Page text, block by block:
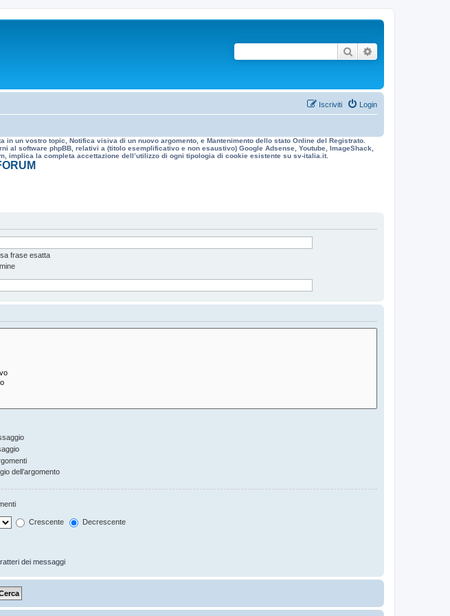
Cerca
Login
Iscriviti
un vostro topic, Notifica visiva di un nuovo argomento, e Mantenimento dello stato Online del Registrato.
software phpBB, relativi a (titolo esemplificativo e non esaustivo) Google Adsense, Youtube, ImageShack,
implica la completa accettazione dell’utilizzo di ogni tipologia di cookie esistente su sv-italia.it.
frase esatta
dell’argomento
Crescente Decrescente
dei messaggi